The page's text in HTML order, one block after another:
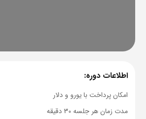
اطلاعات دوره:
امکان پرداخت با یورو و دلار
مدت زمان هر جلسه 30 دقیقه